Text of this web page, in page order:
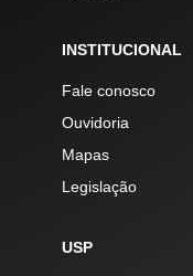
INSTITUCIONAL
Fale conosco
Ouvidoria
Mapas
Legislação
USP